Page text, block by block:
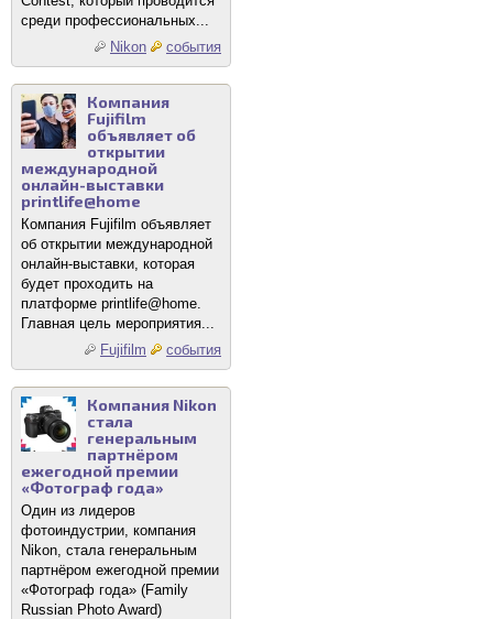
среди профессиональных...
Nikon
события
Компания
Fujifilm
объявляет об
открытии
международной
онлайн-выставки
printlife@home
Компания Fujifilm объявляет
об открытии международной
онлайн-выставки, которая
будет проходить на
платформе printlife@home.
Главная цель мероприятия...
Fujifilm
события
Компания Nikon
стала
генеральным
партнёром
ежегодной премии
«Фотограф года»
Один из лидеров
фотоиндустрии, компания
Nikon, стала генеральным
партнёром ежегодной премии
«Фотограф года» (Family
Russian Photo Award)